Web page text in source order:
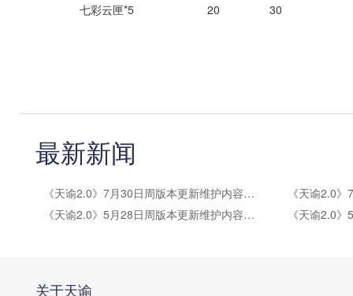
七彩云匣*5
20 30
最新新闻
《天谕2.0》7月30日周版本更新维护内容公告
《天谕2.0》5月28日周版本更新维护内容公告
关于天谕